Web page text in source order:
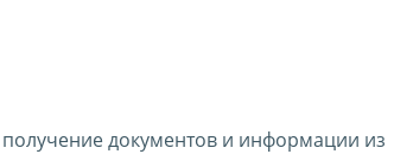
документов и информации из